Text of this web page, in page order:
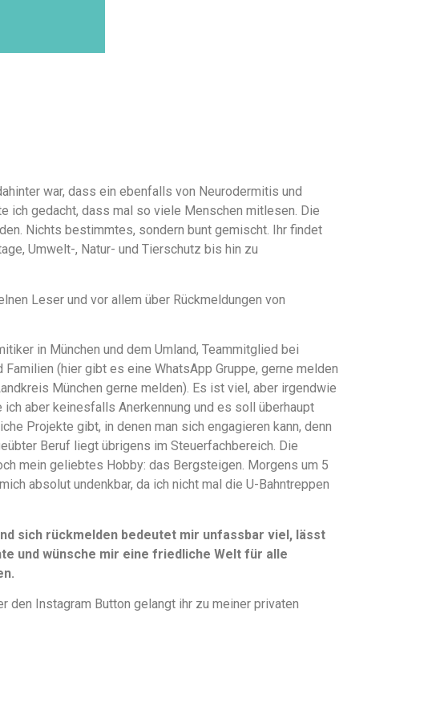
war, dass ein ebenfalls von Neurodermitis und
ich gedacht, dass mal so viele Menschen mitlesen. Die
Nichts bestimmtes, sondern bunt gemischt. Ihr findet
Umwelt-, Natur- und Tierschutz bis hin zu
Leser und vor allem über Rückmeldungen von
in München und dem Umland, Teammitglied bei
(hier gibt es eine WhatsApp Gruppe, gerne melden
München gerne melden). Es ist viel, aber irgendwie
aber keinesfalls Anerkennung und es soll überhaupt
Projekte gibt, in denen man sich engagieren kann, denn
Beruf liegt übrigens im Steuerfachbereich. Die
mein geliebtes Hobby: das Bergsteigen. Morgens um 5
absolut undenkbar, da ich nicht mal die U-Bahntreppen
sich rückmelden bedeutet mir unfassbar viel, lässt
und wünsche mir eine friedliche Welt für alle
den Instagram Button gelangt ihr zu meiner privaten